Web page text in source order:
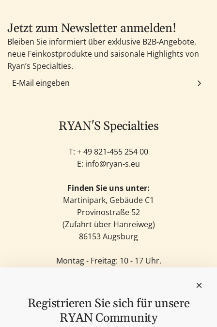
Jetzt zum Newsletter anmelden!
Bleiben Sie informiert über exklusive B2B-Angebote,
neue Feinkostprodukte und saisonale Highlights von
Ryan’s Specialties.
RYAN'S Specialties
T: +49 821-455 254 00
E: info@ryan-s.eu
Finden Sie uns unter:
Martinipark, Gebäude C1
Provinostraße 52
(Zufahrt über Hanreiweg)
86153 Augsburg
Montag - Freitag: 10 - 17 Uhr.
Feinkost
Kerzen
Lifestyle & Deko
Registrieren Sie sich für unsere
RYAN Community